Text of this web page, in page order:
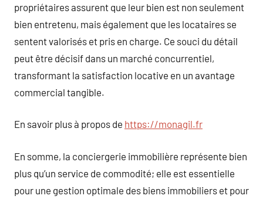
propriétaires assurent que leur bien est non seulement
bien entretenu, mais également que les locataires se
sentent valorisés et pris en charge. Ce souci du détail
peut être décisif dans un marché concurrentiel,
transformant la satisfaction locative en un avantage
commercial tangible.
En savoir plus à propos de https://monagil.fr
En somme, la conciergerie immobilière représente bien
plus qu’un service de commodité; elle est essentielle
pour une gestion optimale des biens immobiliers et pour